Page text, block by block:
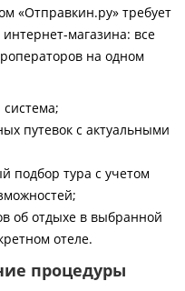
«Отправкин.ру» требует
магазина: все
на одном
путевок с актуальными
подбор тура с учетом
об отдыхе в выбранной
отеле.
процедуры